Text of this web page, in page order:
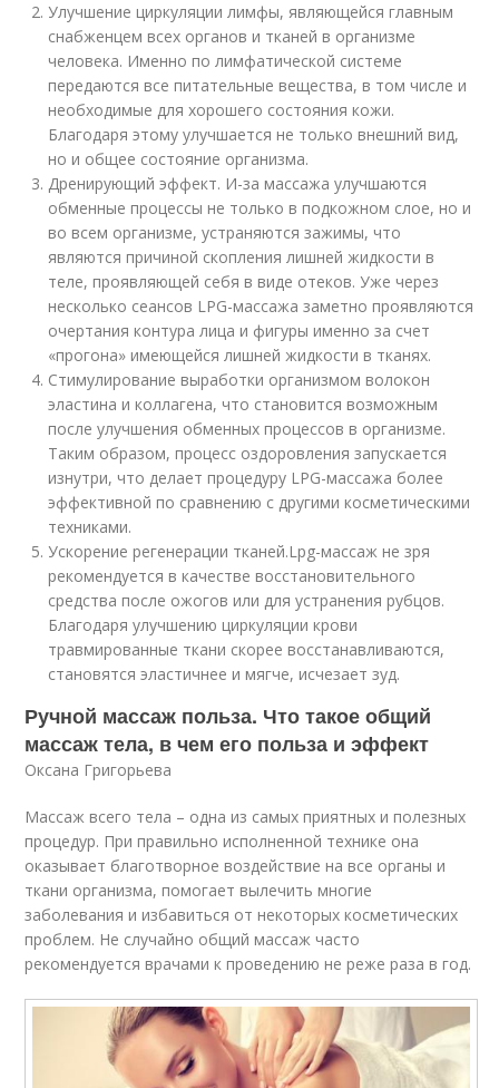
Улучшение циркуляции лимфы, являющейся главным
снабженцем всех органов и тканей в организме
человека. Именно по лимфатической системе
передаются все питательные вещества, в том числе и
необходимые для хорошего состояния кожи.
Благодаря этому улучшается не только внешний вид,
но и общее состояние организма.
Дренирующий эффект. И-за массажа улучшаются
обменные процессы не только в подкожном слое, но и
во всем организме, устраняются зажимы, что
являются причиной скопления лишней жидкости в
теле, проявляющей себя в виде отеков. Уже через
несколько сеансов LPG-массажа заметно проявляются
очертания контура лица и фигуры именно за счет
«прогона» имеющейся лишней жидкости в тканях.
Стимулирование выработки организмом волокон
эластина и коллагена, что становится возможным
после улучшения обменных процессов в организме.
Таким образом, процесс оздоровления запускается
изнутри, что делает процедуру LPG-массажа более
эффективной по сравнению с другими косметическими
техниками.
Ускорение регенерации тканей.Lpg-массаж не зря
рекомендуется в качестве восстановительного
средства после ожогов или для устранения рубцов.
Благодаря улучшению циркуляции крови
травмированные ткани скорее восстанавливаются,
становятся эластичнее и мягче, исчезает зуд.
Ручной массаж польза. Что такое общий
массаж тела, в чем его польза и эффект
Оксана Григорьева
Массаж всего тела – одна из самых приятных и полезных
процедур. При правильно исполненной технике она
оказывает благотворное воздействие на все органы и
ткани организма, помогает вылечить многие
заболевания и избавиться от некоторых косметических
проблем. Не случайно общий массаж часто
рекомендуется врачами к проведению не реже раза в год.